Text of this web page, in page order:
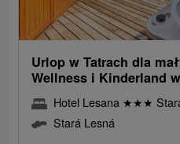
Urlop w Tatrach dla
Wellness i Kinderland
Hotel Lesana ★★★
Stará Lesná